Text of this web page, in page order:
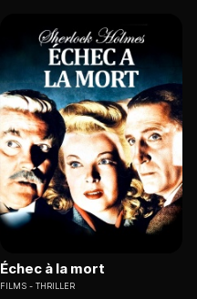
Échec à la mort
FILMS THRILLER